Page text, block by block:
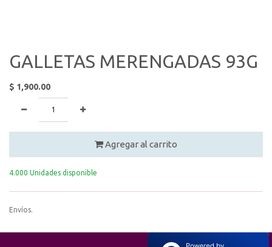
GALLETAS MERENGADAS 93G
$ 1,900.00
Agregar al carrito
4.000 Unidades disponible
Envíos.